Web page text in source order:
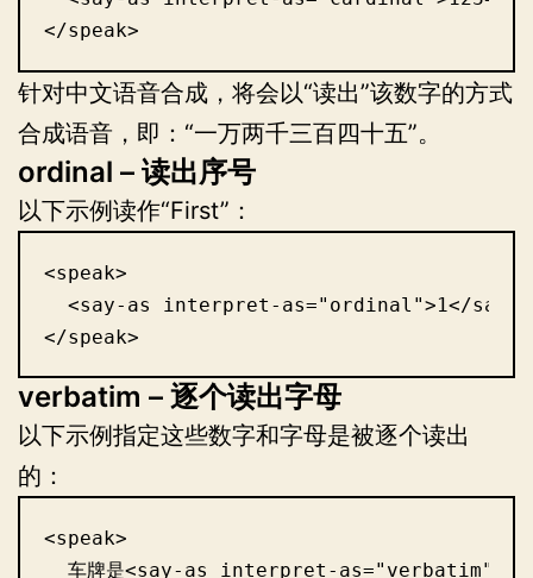
</speak>
针对中文语音合成，将会以“读出”该数字的方式
合成语音，即：“一万两千三百四十五”。
ordinal – 读出序号
以下示例读作“First”：
<speak>
<say-as interpret-as="ordinal">1</say-
</speak>
verbatim – 逐个读出字母
以下示例指定这些数字和字母是被逐个读出
的：
<speak>
车牌是<say-as interpret-as="verbatim">